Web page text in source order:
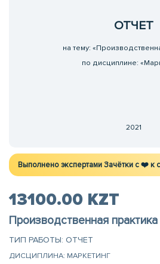
ОТЧЕТ
на тему:
по дисциплине:
2021
Выполнено экспертами Зачётки c ❤️ к
13100.00 KZT
Производственная практика
ТИП РАБОТЫ: ОТЧЕТ
ДИСЦИПЛИНА: МАРКЕТИНГ